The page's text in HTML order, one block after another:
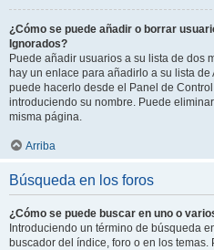
¿Cómo se puede añadir o borrar
Ignorados?
Puede añadir usuarios a su lista de dos
hay un enlace para añadirlo a su lista
puede hacerlo desde el Panel de
introduciendo su nombre. Puede
misma página.
Arriba
Búsqueda en los foros
¿Cómo se puede buscar en uno o
Introduciendo un término de búsqueda
buscador del índice, foro o en los